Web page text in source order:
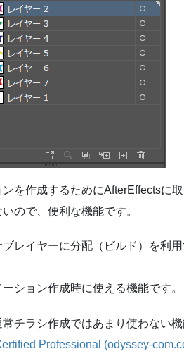
を作成するためにAfterEffectsに
いので、便利な機能です。
レイヤーに分配（ビルド）を利
ション作成時に使える機能です。
チラシ作成ではあまり使わない機
Professional (odyssey-